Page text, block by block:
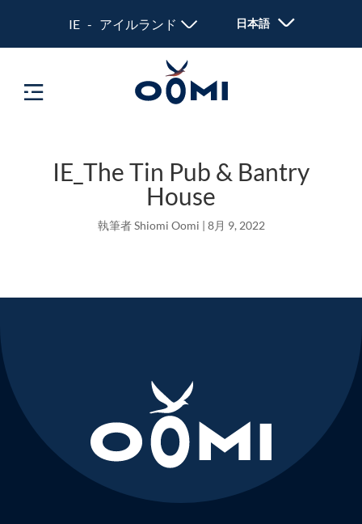
IE - アイルランド 日本語
IE_The Tin Pub & Bantry
House
執筆者Shiomi Oomi | 8月 9, 2022